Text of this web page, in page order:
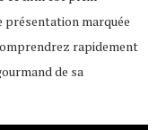
présentation marquée
rapidement
de sa